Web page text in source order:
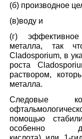
(б) производное
(в)воду и
(г)
металла, так
Cladosporium, в
роста
раствором,
металла.
Следовые
помощью
особенно